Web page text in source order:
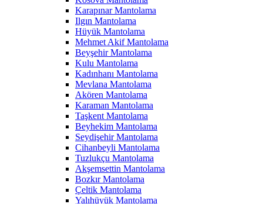
Karapınar Mantolama
Ilgın Mantolama
Hüyük Mantolama
Mehmet Akif Mantolama
Beyşehir Mantolama
Kulu Mantolama
Kadınhanı Mantolama
Mevlana Mantolama
Akören Mantolama
Karaman Mantolama
Taşkent Mantolama
Beyhekim Mantolama
Seydişehir Mantolama
Cihanbeyli Mantolama
Tuzlukçu Mantolama
Akşemsettin Mantolama
Bozkır Mantolama
Çeltik Mantolama
Yalıhüyük Mantolama